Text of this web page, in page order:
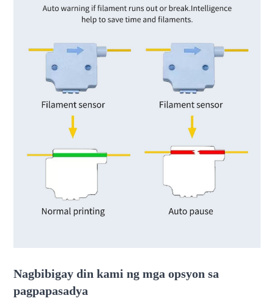
Nagbibigay din kami ng mga opsyon sa
pagpapasadya